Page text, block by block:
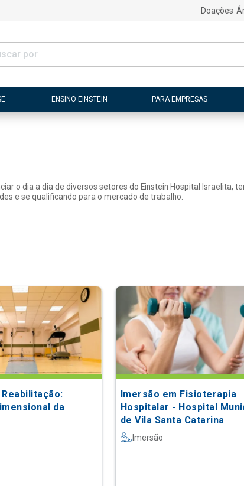
Doações
ENSINO EINSTEIN PARA EMPRESAS
o dia a dia de diversos setores do Einstein Hospital Israelita,
e se qualificando para o mercado de trabalho.
da
Imersão em Fisioterapia
Hospitalar - Hospital
de Vila Santa Catarina
Imersão